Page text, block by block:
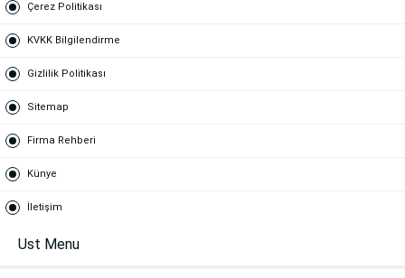
Çerez Politikası
KVKK Bilgilendirme
Gizlilik Politikası
Sitemap
Firma Rehberi
Künye
İletişim
Ust Menu